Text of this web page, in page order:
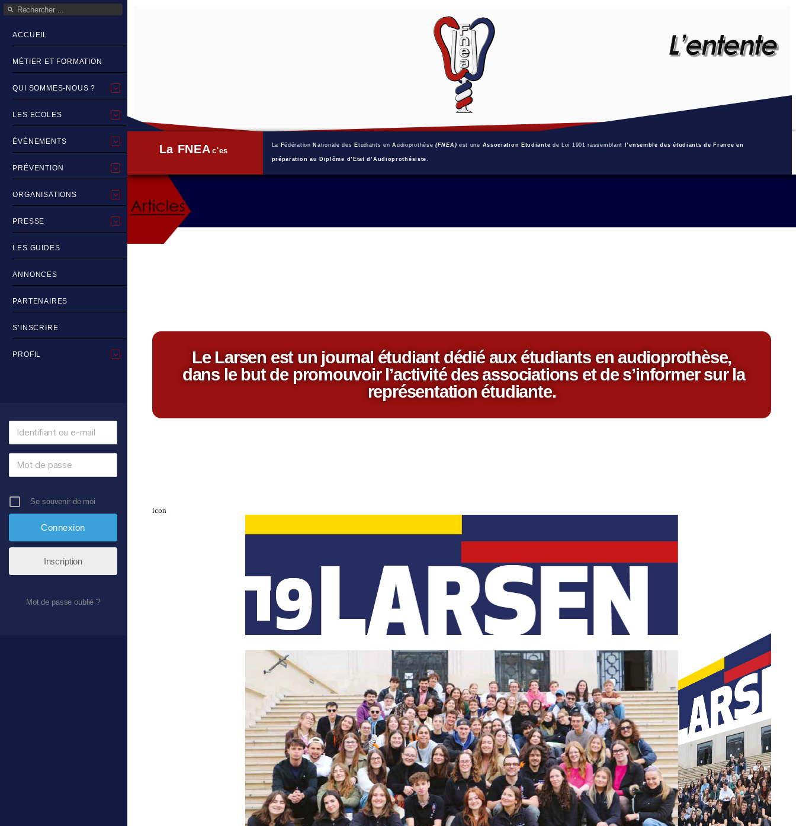
ACCUEIL
MÉTIER ET FORMATION
QUI SOMMES-NOUS ?
LES ECOLES
ÉVÉNEMENTS
PRÉVENTION
ORGANISATIONS
PRESSE
LES GUIDES
ANNONCES
PARTENAIRES
S’INSCRIRE
PROFIL
Se souvenir de moi
Inscription
Mot de passe oublié ?
La FNEAc'est quoi ?
La FédérationNationale desEtudiants enAudioprothèse(FNEA) est une Association Etudiante de Loi 1901 rassemblant l’ensemble des étudiants de France en
préparation au Diplôme d’Etat d’Audioprothésiste
Le Larsen est un journal étudiant dédié aux étudiants en audioprothèse,
dans le but de promouvoir l’activité des associations et de s’informer sur la
représentation étudiante.